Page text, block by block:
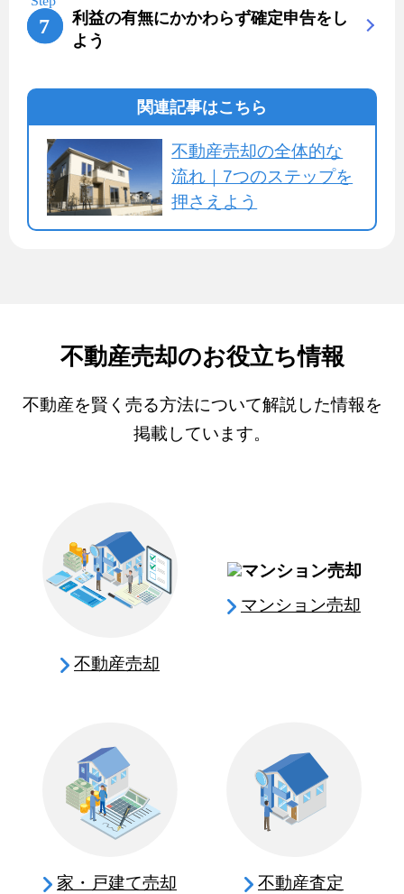
利益の有無にかかわらず確定申告をし
よう
関連記事はこちら
不動産売却の全体的な
流れ｜7つのステップを
押さえよう
不動産売却のお役立ち情報
不動産を賢く売る方法について解説した情報を
掲載しています。
不動産売却
マンション売却
家・戸建て売却 不動産査定